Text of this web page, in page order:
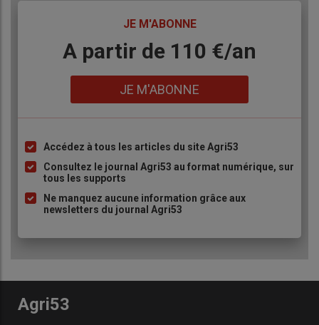
JE M'ABONNE
BodyA partir de 110 €/an
JE M'ABONNE
Liste
à
puce
Accédez à tous les articles du site Agri53
Consultez le journal Agri53 au format numérique, sur
tous les supports
Ne manquez aucune information grâce aux
newsletters du journal Agri53
Agri53